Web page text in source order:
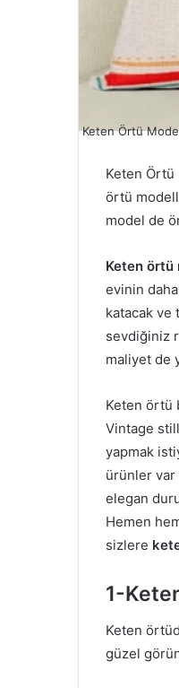
Keten Örtü
Keten Örtü
örtü
model de
Keten
evinin
katacak ve
sevdiğiniz
maliyet de
Keten örtü
Vintage
yapmak
ürünler var
elegan
Hemen
sizlere
1-
Keten
güzel